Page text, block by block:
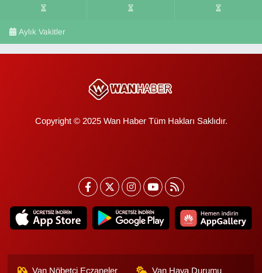
Aylık Vakitler
Copyright © 2025 Wan Haber Tüm Hakları Saklıdır.
Van Nöbetçi Eczaneler Van Hava Durumu